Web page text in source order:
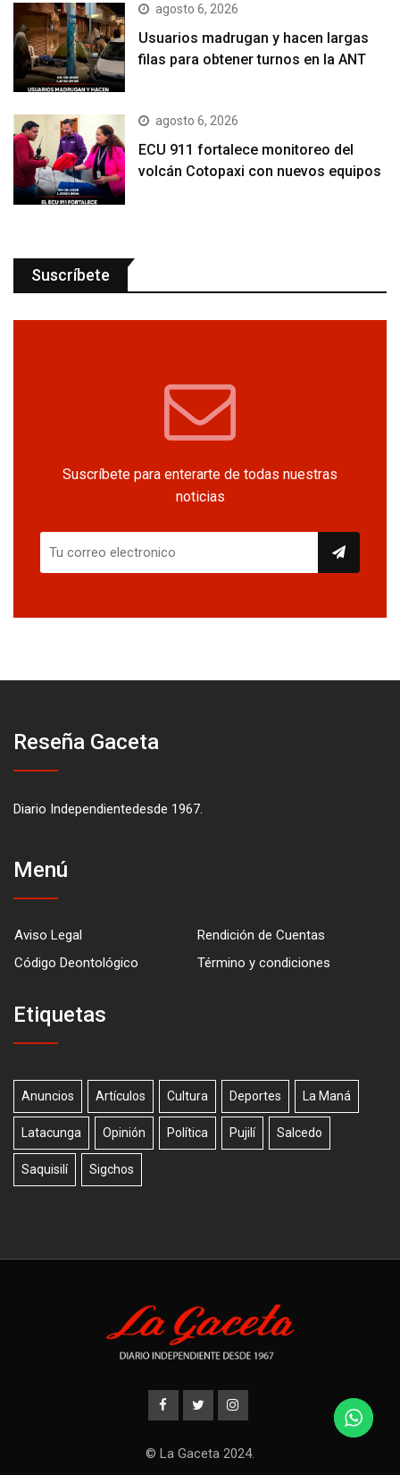
agosto 6, 2026
Usuarios madrugan y hacen largas
filas para obtener turnos en la ANT
agosto 6, 2026
ECU 911 fortalece monitoreo del
volcán Cotopaxi con nuevos equipos
Suscríbete
Suscríbete para enterarte de todas nuestras
noticias
Reseña Gaceta
Diario Independientedesde 1967.
Menú
Aviso Legal
Rendición de Cuentas
Código Deontológico
Término y condiciones
Etiquetas
Anuncios Artículos Cultura Deportes La Maná
Latacunga Opinión Política Pujilí Salcedo
Saquisilí Sigchos
© La Gaceta 2024.